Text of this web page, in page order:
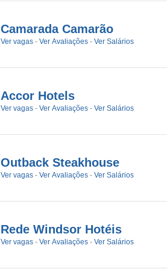
Camarada Camarão
Ver vagas - Ver Avaliações - Ver Salários
Accor Hotels
Ver vagas - Ver Avaliações - Ver Salários
Outback Steakhouse
Ver vagas - Ver Avaliações - Ver Salários
Rede Windsor Hotéis
Ver vagas - Ver Avaliações - Ver Salários